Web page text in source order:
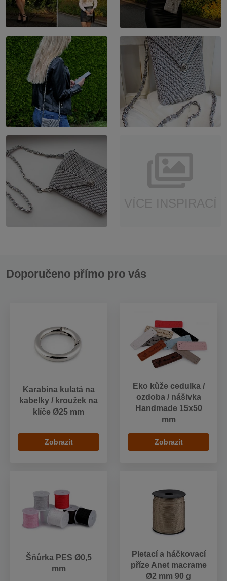
Doporučeno přímo pro vás
Karabina kulatá na
kabelky / kroužek na
klíče Ø25 mm
Zobrazit
Eko kůže cedulka /
ozdoba / nášivka
Handmade 15x50
mm
Zobrazit
Šňůrka PES Ø0,5
mm
Pletací a háčkovací
příze Anet macrame
Ø2 mm 90 g